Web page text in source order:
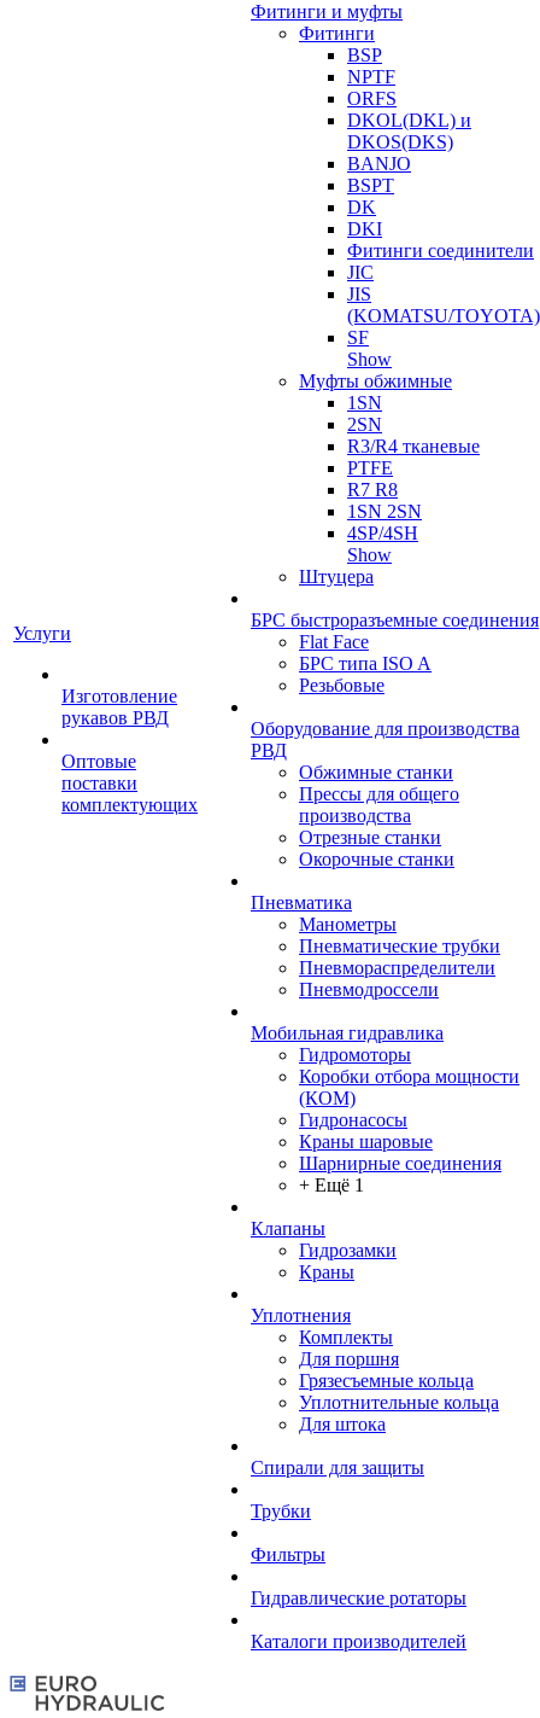
Услуги
Изготовление
рукавов РВД
Оптовые
поставки
комплектующих
Фитинги и муфты
Фитинги
BSP
NPTF
ORFS
DKOL(DKL) и
DKOS(DKS)
BANJO
BSPT
DK
DKI
Фитинги соединители
JIC
JIS
(KOMATSU/TOYOTA)
SF
Show
Муфты обжимные
1SN
2SN
R3/R4 тканевые
PTFE
R7 R8
1SN 2SN
4SP/4SH
Show
Штуцера
БРС быстроразъемные соединения
Flat Face
БРС типа ISO A
Резьбовые
Оборудование для производства
РВД
Обжимные станки
Прессы для общего
производства
Отрезные станки
Окорочные станки
Пневматика
Манометры
Пневматические трубки
Пневмораспределители
Пневмодроссели
Мобильная гидравлика
Гидромоторы
Коробки отбора мощности
(КОМ)
Гидронасосы
Краны шаровые
Шарнирные соединения
+ Ещё 1
Клапаны
Гидрозамки
Краны
Уплотнения
Комплекты
Для поршня
Грязесъемные кольца
Уплотнительные кольца
Для штока
Спирали для защиты
Трубки
Фильтры
Гидравлические ротаторы
Каталоги производителей